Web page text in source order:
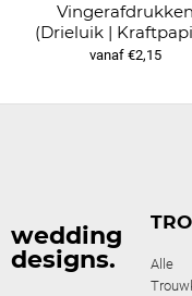
Vingerafdrukken
(Drieluik |
vanaf €2,15
wedding
designs.
Alle